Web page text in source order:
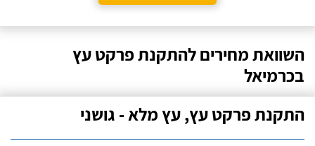
השוואת מחירים להתקנת פרקט עץ
בכרמיאל
התקנת פרקט עץ, עץ מלא - גושני